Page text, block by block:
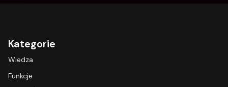
Kategorie
Wiedza
Funkcje